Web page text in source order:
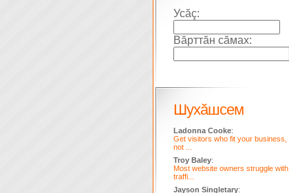
Усăç:
Вăрттăн сăмах:
Шухăшсем
Ladonna Cooke:
Get visitors who fit your business,
not ...
Troy Baley:
Most website owners struggle with
traffi...
Jayson Singletary: